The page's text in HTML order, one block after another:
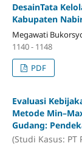
DesainTata
Kabupaten
Megawati
1140 - 1148
PDF
Evaluasi
Metode
Gudang:
(Studi Kasus: PT